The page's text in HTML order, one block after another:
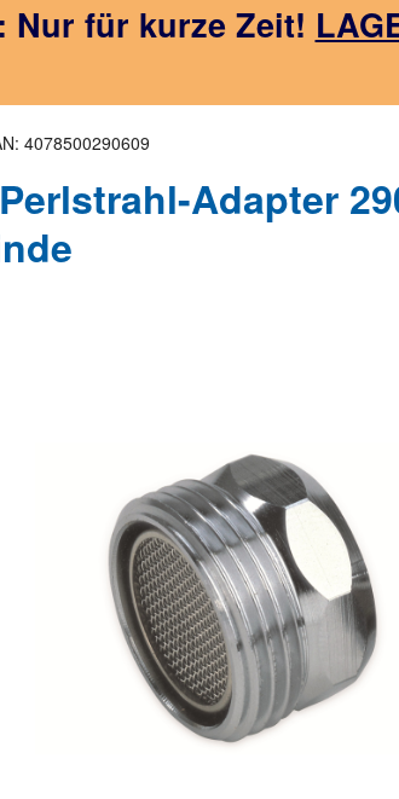
Nur für kurze Zeit!
4078500290609
Adapter